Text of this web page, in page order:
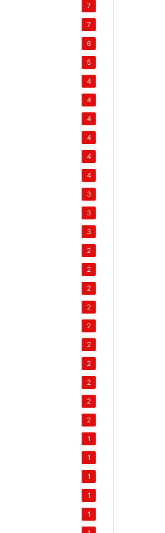
7
7
6
5
4
4
4
4
4
4
3
3
3
2
2
2
2
2
2
2
2
2
2
1
1
1
1
1